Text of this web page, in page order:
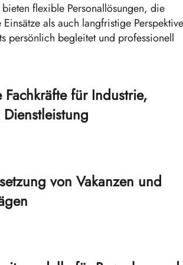
flexible Personallösungen, die
als auch langfristige
persönlich begleitet und professionell
für Industrie,
von Vakanzen und